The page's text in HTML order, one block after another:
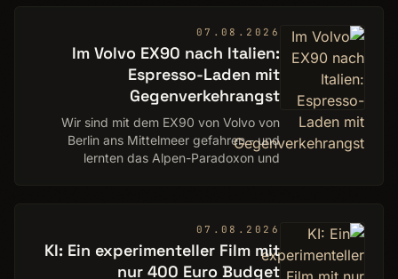
07.08.2026
Im Volvo EX90 nach Italien:
Espresso-Laden mit
Gegenverkehrangst
Wir sind mit dem EX90 von Volvo von
Berlin ans Mittelmeer gefahren - und
lernten das Alpen-Paradoxon und
07.08.2026
KI: Ein experimenteller Film mit
nur 400 Euro Budget